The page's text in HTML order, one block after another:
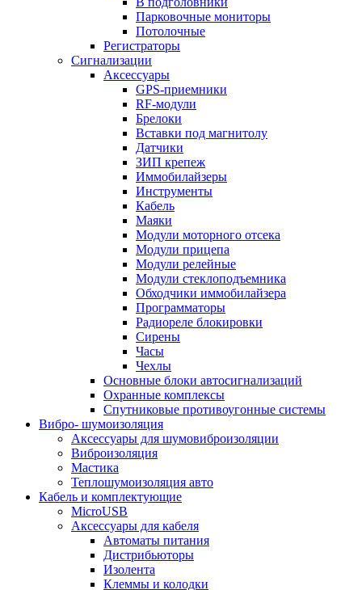
Парковочные мониторы
Потолочные
Регистраторы
Сигнализации
Аксессуары
GPS-приемники
RF-модули
Брелоки
Вставки под магнитолу
Датчики
ЗИП крепеж
Иммобилайзеры
Инструменты
Кабель
Маяки
Модули моторного отсека
Модули прицепа
Модули релейные
Модули стеклоподъемника
Обходчики иммобилайзера
Программаторы
Радиореле блокировки
Сирены
Часы
Чехлы
Основные блоки автосигнализаций
Охранные комплексы
Спутниковые противоугонные системы
Вибро- шумоизоляция
Аксессуары для шумовиброизоляции
Виброизоляция
Мастика
Теплошумоизоляция авто
Кабель и комплектующие
MicroUSB
Аксессуары для кабеля
Автоматы питания
Дистрибьюторы
Изолента
Клеммы и колодки